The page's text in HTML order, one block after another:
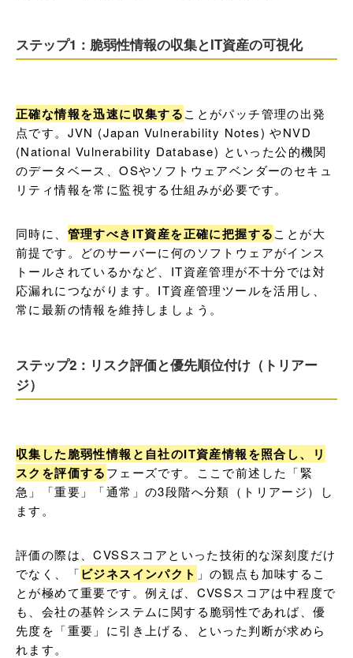
ステップ1：脆弱性情報の収集とIT資産の可視化
正確な情報を迅速に収集することがパッチ管理の出発
点です。JVN (Japan Vulnerability Notes) やNVD
(National Vulnerability Database) といった公的機関
のデータベース、OSやソフトウェアベンダーのセキュ
リティ情報を常に監視する仕組みが必要です。
同時に、 管理すべきIT資産を正確に把握することが大
前提です。どのサーバーに何のソフトウェアがインス
トールされているかなど、IT資産管理が不十分では対
応漏れにつながります。IT資産管理ツールを活用し、
常に最新の情報を維持しましょう。
ステップ2：リスク評価と優先順位付け（トリアー
ジ）
収集した脆弱性情報と自社のIT資産情報を照合し、リ
スクを評価するフェーズです。ここで前述した「緊
急」「重要」「通常」の3段階へ分類（トリアージ）し
ます。
評価の際は、CVSSスコアといった技術的な深刻度だけ
でなく、「ビジネスインパクト 」の観点も加味するこ
とが極めて重要です。例えば、CVSSスコアは中程度で
も、会社の基幹システムに関する脆弱性であれば、優
先度を「重要」に引き上げる、といった判断が求めら
れます。